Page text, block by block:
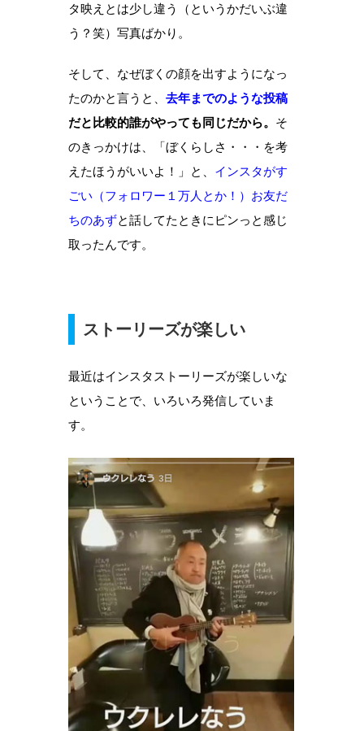
タ映えとは少し違う（というかだいぶ違
う？笑）写真ばかり。
そして、なぜぼくの顔を出すようになっ
たのかと言うと、 去年までのような投稿
だと比較的誰がやっても同じだから。 そ
のきっかけは、「ぼくらしさ・・・を考
えたほうがいいよ！」と、 インスタがす
ごい（フォロワー１万人とか！）お友だ
ちのあずと話してたときにピンっと感じ
取ったんです。
ストーリーズが楽しい
最近はインスタストーリーズが楽しいな
ということで、いろいろ発信していま
す。